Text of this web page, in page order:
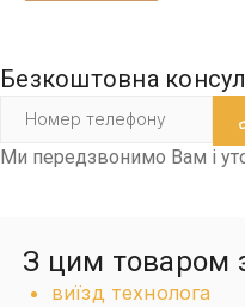
Безкоштовна
Ми передзвонимо Вам і
З цим товаром
виїзд технолога